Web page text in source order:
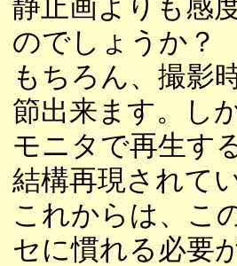
静止画よりも感
のでしょうか？
もちろん、撮影
節出来ます。し
モニタで再生す
結構再現されて
これからは、こ
セに慣れる必要